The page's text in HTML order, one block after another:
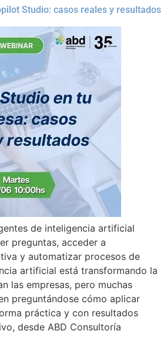
Studio: casos reales y resultados
de inteligencia artificial
preguntas, acceder a
y automatizar procesos de
artificial está transformando la
las empresas, pero muchas
preguntándose cómo aplicar
práctica y con resultados
desde ABD Consultoría